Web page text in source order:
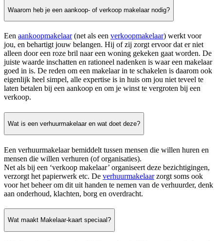
Waarom heb je een aankoop- of verkoop makelaar nodig?
Een aankoopmakelaar(net als een verkoopmakelaar) werkt voor
jou, en behartigt jouw belangen. Hij of zij zorgt ervoor dat er niet
alleen door een roze bril naar een woning gekeken gaat worden. De
juiste waarde inschatten en rationeel nadenken is waar een makelaar
goed in is. De reden om een makelaar in te schakelen is daarom ook
eigenlijk heel simpel, alle expertise is in huis om jou niet teveel te
laten betalen bij een aankoop en om je winst te vergroten bij een
verkoop.
Wat is een verhuurmakelaar en wat doet deze?
Een verhuurmakelaar bemiddelt tussen mensen die willen huren en
mensen die willen verhuren (of organisaties).
Net als bij een ‘verkoop makelaar’ organiseert deze bezichtigingen,
verzorgt het papierwerk etc. De verhuurmakelaarzorgt soms ook
voor het beheer om dit uit handen te nemen van de verhuurder, denk
aan onderhoud, klachten, borg en overdracht.
Wat maakt Makelaar-kaart speciaal?